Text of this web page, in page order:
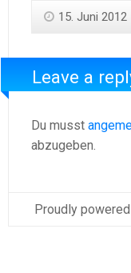
15. Juni 2012
Leave a
Du musst
abzugeben.
Proudly